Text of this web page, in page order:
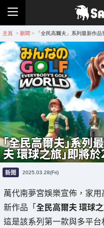
主頁 > 新聞 > 「全民高爾夫」系列最新作
「全民高爾夫」系列
夫 環球之旅」即將
新聞 2025.03.28(Fri)
萬代南夢宮娛樂宣佈，家
新作品「全民高爾夫 環球
這是該系列第一款與多平